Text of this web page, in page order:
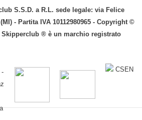
S.S.D. a R.L. sede legale: via Felice
- Partita IVA 10112980965 - Copyright ©
Skipperclub ® è un marchio registrato